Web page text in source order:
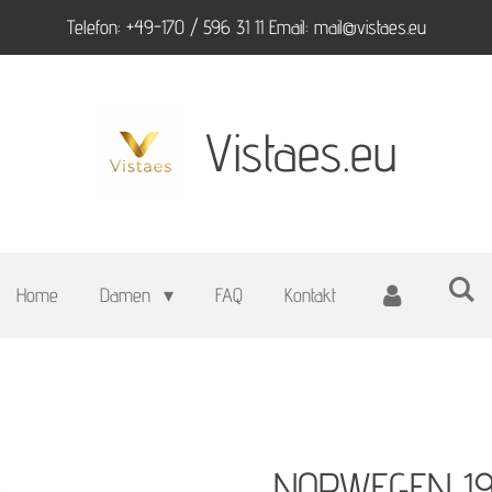
Telefon: +49-170 / 596 31 11 Email: mail@vistaes.eu
Vistaes.eu
Home Damen FAQ Kontakt